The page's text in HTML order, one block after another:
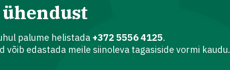
ühendust
palume helistada +372 5556 4125.
võib edastada meile siinoleva tagasiside vormi kaudu.